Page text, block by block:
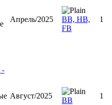
Апрель/2025
ВВ, HB,
FB
1
-
Август/2025
ВВ
1